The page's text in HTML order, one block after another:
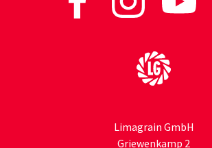
Limagrain GmbH
Griewenkamp 2